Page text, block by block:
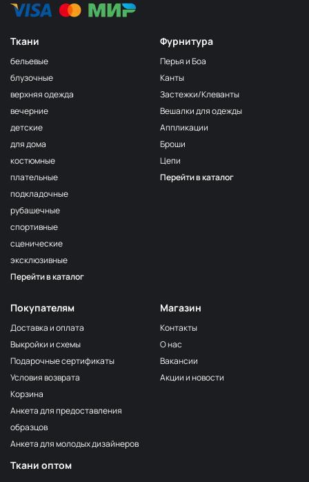
Ткани
бельевые
блузочные
верхняя одежда
вечерние
детские
для дома
костюмные
плательные
подкладочные
рубашечные
спортивные
сценические
эксклюзивные
Перейти в каталог
Фурнитура
Перья и Боа
Канты
Застежки/Клеванты
Вешалки для одежды
Аппликации
Броши
Цепи
Перейти в каталог
Покупателям
Доставка и оплата
Выкройки и схемы
Подарочные сертификаты
Условия возврата
Корзина
Анкета для предоставления
образцов
Анкета для молодых дизайнеров
Ткани оптом
Магазин
Контакты
О нас
Вакансии
Акции и новости